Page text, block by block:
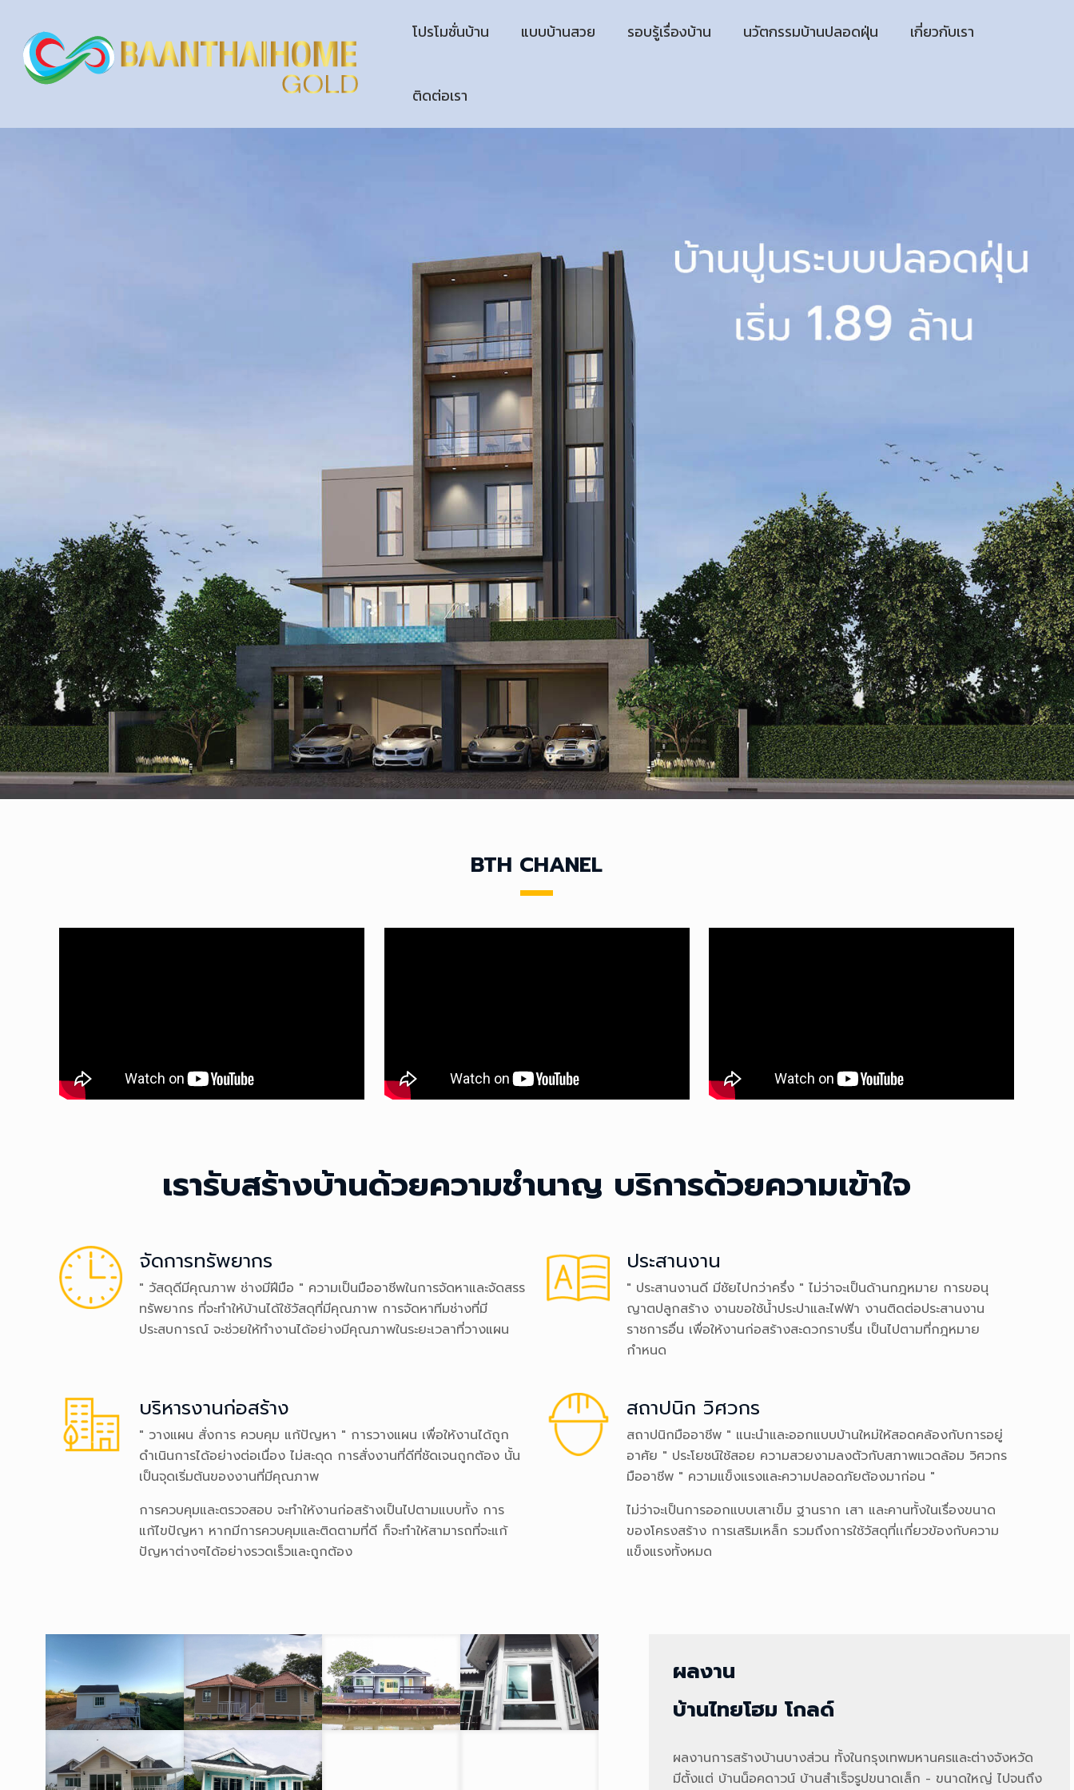
โปรโมชั่นบ้าน แบบบ้านสวย รอบรู้เรื่องบ้าน นวัตกรรมบ้านปลอดฝุ่น เกี่ยวกับเรา
ติดต่อเรา
BTH CHANEL
เรารับสร้างบ้านด้วยความชำนาญ บริการด้วยความเข้าใจ
จัดการทรัพยากร
" วัสดุดีมีคุณภาพ ช่างมีฝีมือ " ความเป็นมืออาชีพในการจัดหาและจัดสรร
ทรัพยากร ที่จะทำให้บ้านได้ใช้วัสดุที่มีคุณภาพ การจัดหาทีมช่างที่มี
ประสบการณ์ จะช่วยให้ทำงานได้อย่างมีคุณภาพในระยะเวลาที่วางแผน
ประสานงาน
" ประสานงานดี มีชัยไปกว่าครึ่ง " ไม่ว่าจะเป็นด้านกฎหมาย การขอนุ
ญาตปลูกสร้าง งานขอใช้น้ำประปาและไฟฟ้า งานติดต่อประสานงาน
ราชการอื่น เพื่อให้งานก่อสร้างสะดวกราบรื่น เป็นไปตามที่กฎหมาย
กำหนด
บริหารงานก่อสร้าง
" วางแผน สั่งการ ควบคุม แก้ปัญหา " การวางแผน เพื่อให้งานได้ถูก
ดำเนินการได้อย่างต่อเนื่อง ไม่สะดุด การสั่งงานที่ดีที่ชัดเจนถูกต้อง นั้น
เป็นจุดเริ่มต้นของงานที่มีคุณภาพ
การควบคุมและตรวจสอบ จะทำให้งานก่อสร้างเป็นไปตามแบบทั้ง การ
แก้ไขปัญหา หากมีการควบคุมและติดตามที่ดี ก็จะทำให้สามารถที่จะแก้
ปัญหาต่างๆได้อย่างรวดเร็วและถูกต้อง
สถาปนิก วิศวกร
สถาปนิกมืออาชีพ " แนะนำและออกแบบบ้านใหม่ให้สอดคล้องกับการอยู่
อาศัย " ประโยชน์ใช้สอย ความสวยงามลงตัวกับสภาพแวดล้อม วิศวกร
มืออาชีพ " ความแข็งแรงและความปลอดภัยต้องมาก่อน "
ไม่ว่าจะเป็นการออกแบบเสาเข็ม ฐานราก เสา และคานทั้งในเรื่องขนาด
ของโครงสร้าง การเสริมเหล็ก รวมถึงการใช้วัสดุที่เเกี่ยวข้องกับความ
แข็งแรงทั้งหมด
ผลงาน
บ้านไทยโฮม โกลด์
ผลงานการสร้างบ้านบางส่วน ทั้งในกรุงเทพมหานครและต่างจังหวัด
มีตั้งแต่ บ้านน็อคดาวน์ บ้านสำเร็จรูปขนาดเล็ก - ขนาดใหญ่ ไปจนถึง